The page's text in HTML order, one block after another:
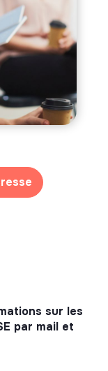
sur les
par mail et